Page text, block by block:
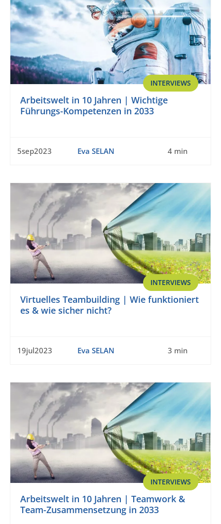
INTERVIEWS
Arbeitswelt in 10 Jahren | Wichtige
Führungs-Kompetenzen in 2033
5sep2023 Eva SELAN 4 min
INTERVIEWS
Virtuelles Teambuilding | Wie funktioniert
es & wie sicher nicht?
19jul2023 Eva SELAN 3 min
INTERVIEWS
Arbeitswelt in 10 Jahren | Teamwork &
Team-Zusammensetzung in 2033